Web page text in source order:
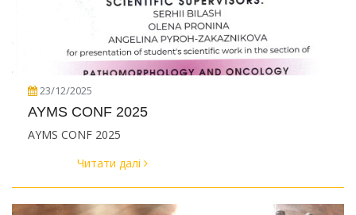
23/12/2025
AYMS CONF 2025
AYMS CONF 2025
Читати далі